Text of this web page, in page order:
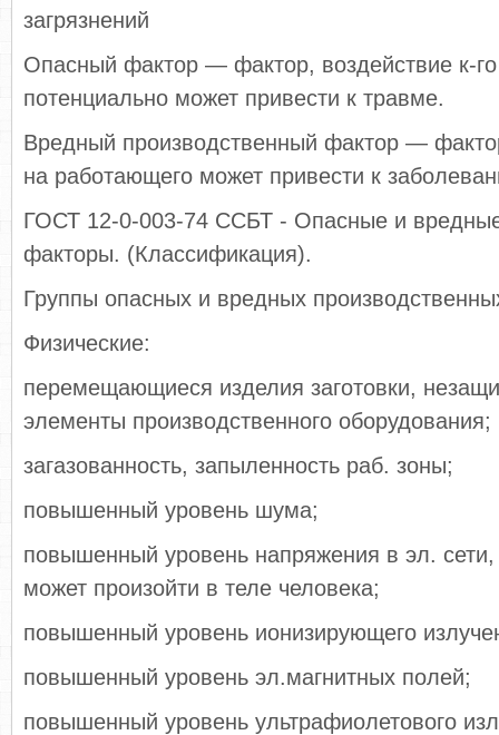
загрязнений
Опасный фактор — фактор, воздействие к-
потенциально может привести к травме.
Вредный производственный фактор —
на работающего может привести к
ГОСТ 12-0-003-74 ССБТ - Опасные и
факторы. (Классификация).
Группы опасных и вредных
Физические:
перемещающиеся изделия заготовки,
элементы производственного оборудования;
загазованность, запыленность раб. зоны;
повышенный уровень шума;
повышенный уровень напряжения в эл. сети,
может произойти в теле человека;
повышенный уровень ионизирующего
повышенный уровень эл.магнитных полей;
повышенный уровень ультрафиолетового